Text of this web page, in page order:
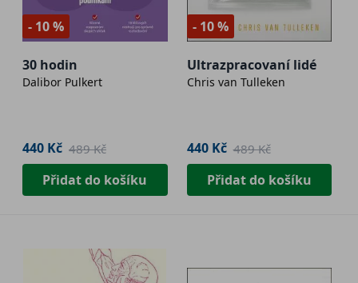
- 10 %
30 hodin
Dalibor Pulkert
440 Kč 489 Kč
Přidat do košíku
- 10 %
Ultrazpracovaní lidé
Chris van Tulleken
440 Kč 489 Kč
Přidat do košíku